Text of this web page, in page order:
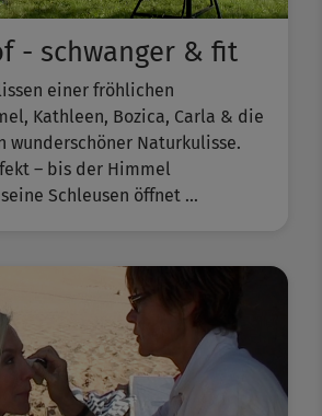
- schwanger & fit
einer fröhlichen
Kathleen, Bozica, Carla & die
wunderschöner Naturkulisse.
– bis der Himmel
Schleusen öffnet ...